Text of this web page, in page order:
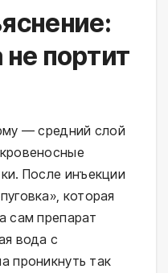
портит
— средний слой
После инъекции
которая
сам препарат
вода с
проникнуть так